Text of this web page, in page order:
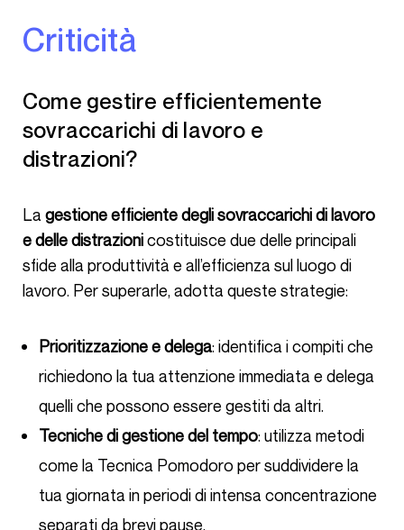
Criticità
Come gestire efficientemente
sovraccarichi di lavoro e
distrazioni?
La gestione efficiente degli sovraccarichi di lavoro
e delle distrazionicostituisce due delle principali
sfide alla produttività e all’efficienza sul luogo di
lavoro. Per superarle, adotta queste strategie:
Prioritizzazione e delega: identifica i compiti che
richiedono la tua attenzione immediata e delega
quelli che possono essere gestiti da altri.
Tecniche di gestione del tempo: utilizza metodi
come la Tecnica Pomodoro per suddividere la
tua giornata in periodi di intensa concentrazione
separati da brevi pause.